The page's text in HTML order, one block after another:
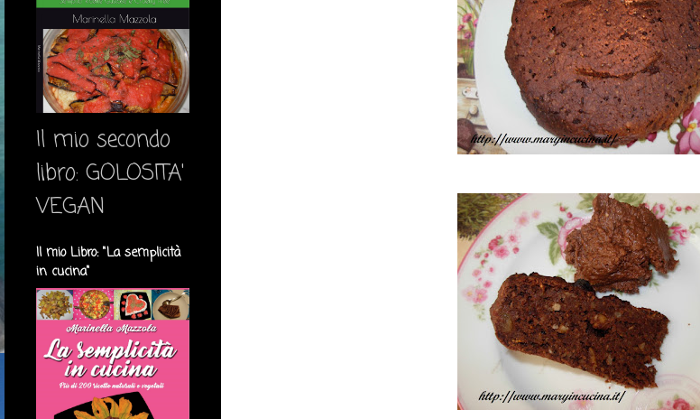
Il mio secondo
libro: GOLOSITA'
VEGAN
Il mio Libro: "La semplicità
in cucina"